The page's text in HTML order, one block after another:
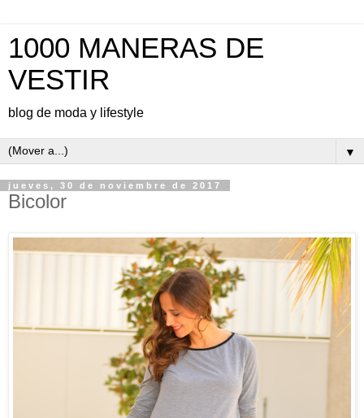
1000 MANERAS DE
VESTIR
blog de moda y lifestyle
▼
jueves, 30 de noviembre de 2017
Bicolor